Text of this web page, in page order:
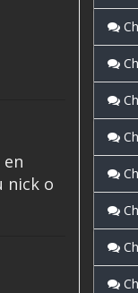
nick o